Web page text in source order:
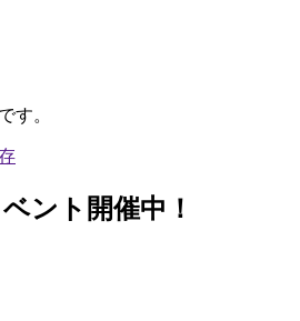
す。
ント開催中！